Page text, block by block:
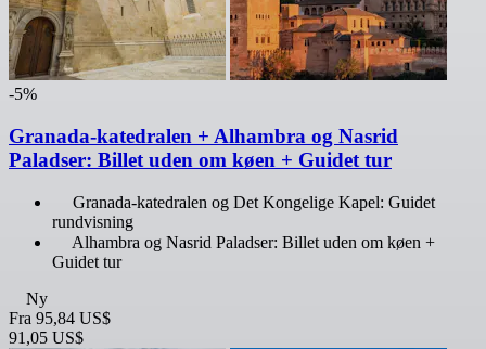
-5%
Granada-katedralen + Alhambra og Nasrid
Paladser: Billet uden om køen + Guidet tur
Granada-katedralen og Det Kongelige Kapel: Guidet
rundvisning
Alhambra og Nasrid Paladser: Billet uden om køen +
Guidet tur
Ny
Fra 95,84 US$
91,05 US$